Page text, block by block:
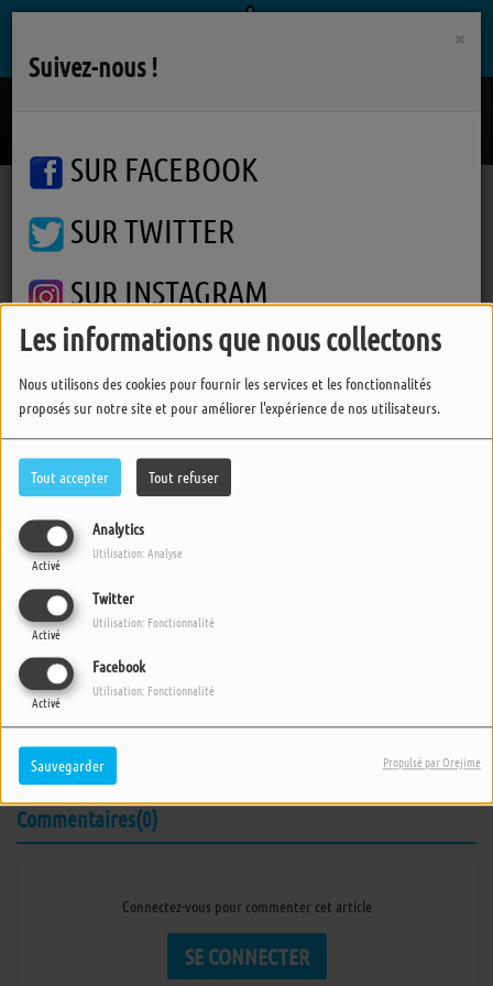
Les informations que nous collectons
Nous utilisons des cookies pour fournir les services et les fonctionnalités
proposés sur notre site et pour améliorer l'expérience de nos utilisateurs.
Tout accepter Tout refuser
Analytics
Activé
Utilisation: Analyse
Twitter
Activé
Utilisation: Fonctionnalité
Facebook
Activé
Utilisation: Fonctionnalité
Sauvegarder Propulsé par Orejime
Podcasts Un Temps Pour Soi
Un Temps Pour Soi
13 OCTOBRE 2018 -
ÉCOUTER LE PODCAST
Emission du samedi 13 octobre 2018 sur la vie après un choc
de vie.
Commentaires(0)
Connectez-vous pour commenter cet article
SE CONNECTER
×
Suivez-nous !
SUR FACEBOOK
SUR TWITTER
SUR INSTAGRAM
FERMER